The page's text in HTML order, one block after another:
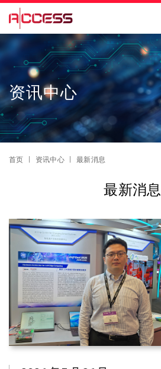
Skip
to
main
content
生活@科大
校园地图及指南
教授简录
Sections
资讯中心
Breadcrumb
首页 资讯中心 最新消息
最新消息